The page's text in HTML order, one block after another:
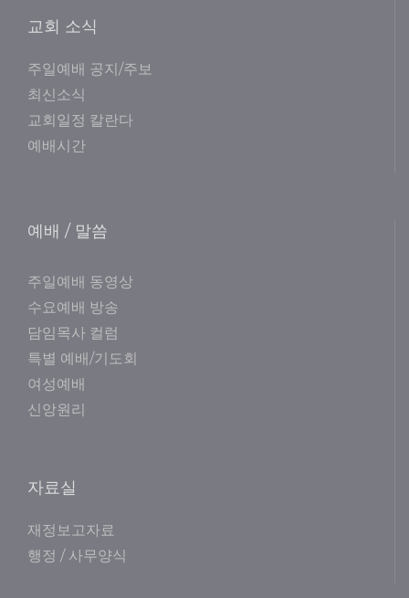
교회 소식
주일예배 공지/주보
최신소식
교회일정 칼란다
예배시간
예배 / 말씀
주일예배 동영상
수요예배 방송
담임목사 컬럼
특별 예배/기도회
여성예배
신앙원리
자료실
재정보고자료
행정 / 사무양식